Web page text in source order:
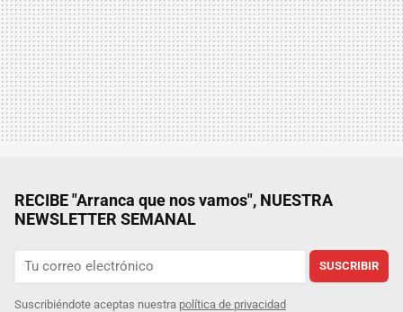
RECIBE "Arranca que nos vamos", NUESTRA
NEWSLETTER SEMANAL
SUSCRIBIR
Suscribiéndote aceptas nuestra política de privacidad